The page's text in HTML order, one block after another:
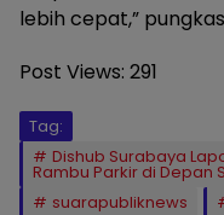
lebih cepat,”
Post Views: 291
Tag:
Dishub Surabaya
Rambu Parkir di Depan
suarapubliknews